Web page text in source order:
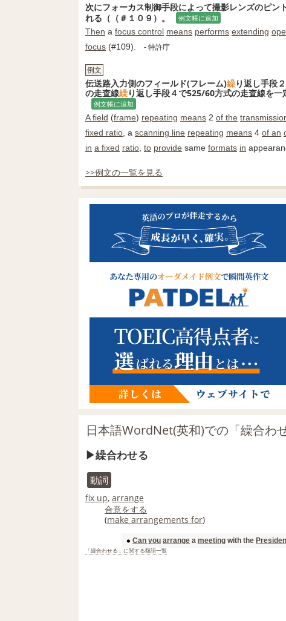
次にフォーカス制御手段によって撮影レンズのピン
れる（（＃１０９）。
例文帳に追加
Then a focus control means performs extending
focus (#109). - 特許庁
例文
伝送路入力側のフィールド(フレーム)繰り返し手段
の走査線繰り返し手段４で525/60方式の走査線を一
例文帳に追加
A field (frame) repeating means 2 of the
fixed ratio , a scanning line repeating means 4 of an
in a fixed ratio to provide same formats in
>>例文の一覧を見る
日本語WordNet(英和)での「繰合わ
繰合わせる
動詞
fix up, arrange
合意をする
(make arrangements for)
Can you arrange a meeting with the
「繰合わせる」に関する類語一覧